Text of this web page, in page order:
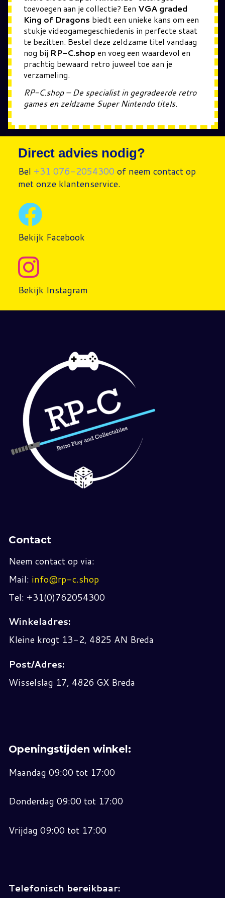
toevoegen aan je collectie? Een VGA graded
King of Dragons biedt een unieke kans om een
stukje videogamegeschiedenis in perfecte staat
te bezitten. Bestel deze zeldzame titel vandaag
nog bij RP-C.shop en voeg een waardevol en
prachtig bewaard retro juweel toe aan je
verzameling.
RP-C.shop – De specialist in gegradeerde retro
games en zeldzame Super Nintendo titels.
Direct advies nodig?
Bel +31 076-2054300 of neem contact op
met onze klantenservice.
Bekijk Facebook
Bekijk Instagram
Contact
Neem contact op via:
Mail: info@rp-c.shop
Tel: +31(0)762054300
Winkeladres:
Kleine krogt 13-2, 4825 AN Breda
Post/Adres:
Wisselslag 17, 4826 GX Breda
Openingstijden winkel:
Maandag 09:00 tot 17:00
Donderdag 09:00 tot 17:00
Vrijdag 09:00 tot 17:00
Telefonisch bereikbaar: